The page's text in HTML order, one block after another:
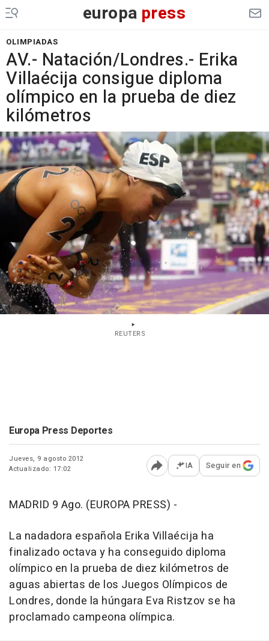
europa press
OLIMPIADAS
AV.- Natación/Londres.- Erika
Villaécija consigue diploma
olímpico en la prueba de diez
kilómetros
REUTERS
Europa Press Deportes
Jueves, 9 agosto 2012
Actualizado: 17:02
Abrir opciones para
IA Seguir en
MADRID 9 Ago. (EUROPA PRESS) -
La nadadora española Erika Villaécija ha
finalizado octava y ha conseguido diploma
olímpico en la prueba de diez kilómetros de
aguas abiertas de los Juegos Olímpicos de
Londres, donde la húngara Eva Ristzov se ha
proclamado campeona olímpica.